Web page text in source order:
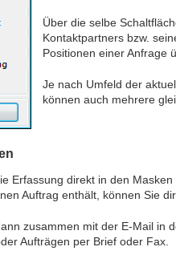
Über die selbe
Kontaktpartners bzw.
Positionen einer Anfrage
Je nach Umfeld der
können auch mehrere
Erfassung direkt in den
Auftrag enthält, können Sie
zusammen mit der E-Mail
Aufträgen per Brief oder Fax.